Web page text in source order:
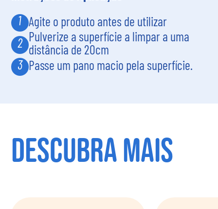
1 Agite o produto antes de utilizar
2 Pulverize a superfície a limpar a uma
distância de 20cm
3 Passe um pano macio pela superfície.
DESCUBRA MAIS